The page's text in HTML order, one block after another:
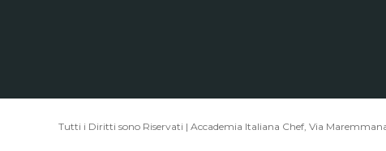
Tutti i Diritti sono Riservati | Accademia Italiana Chef, Via